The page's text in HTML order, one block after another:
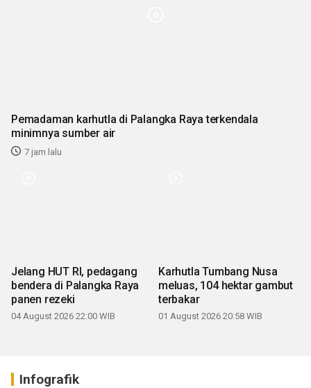
Pemadaman karhutla di Palangka Raya terkendala
minimnya sumber air
7 jam lalu
Jelang HUT RI, pedagang
bendera di Palangka Raya
panen rezeki
04 August 2026 22:00 WIB
Karhutla Tumbang Nusa
meluas, 104 hektar gambut
terbakar
01 August 2026 20:58 WIB
Infografik